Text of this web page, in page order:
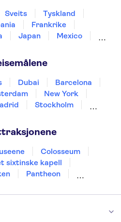
Sveits
Tyskland
Frankrike
Japan
Mexico
Dubai
Barcelona
New York
Stockholm
Colosseum
sixtinske kapell
Pantheon
Edinburgh Castle